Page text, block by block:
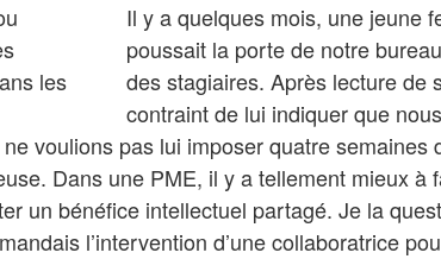
Il y a quelques mois, une jeune
poussait la porte de notre
des stagiaires. Après lecture de
contraint de lui indiquer que
voulions pas lui imposer quatre semaines
Dans une PME, il y a tellement mieux à
un bénéfice intellectuel partagé. Je la
l’intervention d’une collaboratrice